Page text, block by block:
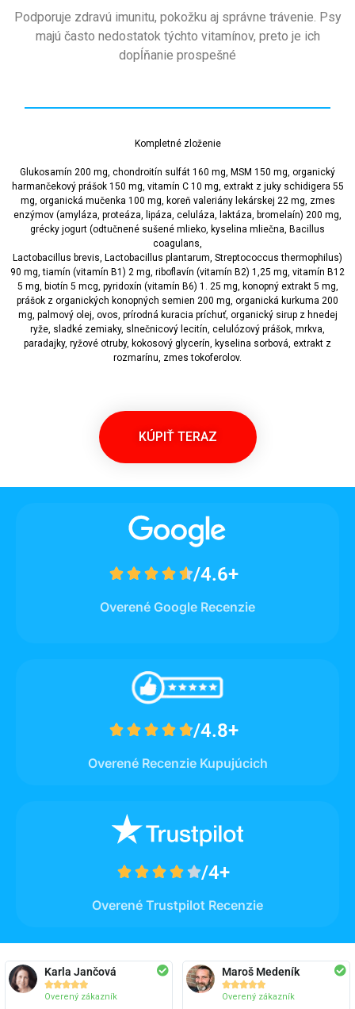
Podporuje zdravú imunitu, pokožku aj správne trávenie. Psy
majú často nedostatok týchto vitamínov, preto je ich
dopĺňanie prospešné
Kompletné zloženie
Glukosamín 200 mg, chondroitín sulfát 160 mg, MSM 150 mg, organický
harmančekový prášok 150 mg, vitamín C 10 mg, extrakt z juky schidigera 55
mg, organická mučenka 100 mg, koreň valeriány lekárskej 22 mg, zmes
enzýmov (amyláza, proteáza, lipáza, celuláza, laktáza, bromelaín) 200 mg,
grécky jogurt (odtučnené sušené mlieko, kyselina mliečna, Bacillus
coagulans,
Lactobacillus brevis, Lactobacillus plantarum, Streptococcus thermophilus)
90 mg, tiamín (vitamín B1) 2 mg, riboflavín (vitamín B2) 1,25 mg, vitamín B12
5 mg, biotín 5 mcg, pyridoxín (vitamín B6) 1. 25 mg, konopný extrakt 5 mg,
prášok z organických konopných semien 200 mg, organická kurkuma 200
mg, palmový olej, ovos, prírodná kuracia príchuť, organický sirup z hnedej
ryže, sladké zemiaky, slnečnicový lecitín, celulózový prášok, mrkva,
paradajky, ryžové otruby, kokosový glycerín, kyselina sorbová, extrakt z
rozmarínu, zmes tokoferolov.
KÚPIŤ TERAZ
/4.6+
    
Overené Google Recenzie
/4.8+
    
Overené Recenzie Kupujúcich
/4+
    
Overené Trustpilot Recenzie
Karla Jančová

Overený zákazník
Maroš Medeník

Overený zákazník